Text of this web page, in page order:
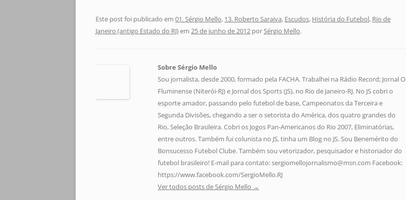
Este post foi publicado em 01. Sérgio Mello, 13. Roberto Saraiva, Escudos, História do Futebol, Rio de
Janeiro (antigo Estado do RJ)em 25 de junho de 2012 porSérgio Mello.
Sobre Sérgio Mello
Sou jornalista, desde 2000, formado pela FACHA. Trabalhei na Rádio Record; Jornal O
Fluminense (Niterói-RJ) e Jornal dos Sports (JS), no Rio de Janeiro-RJ. No JS cobri o
esporte amador, passando pelo futebol de base, Campeonatos da Terceira e
Segunda Divisões, chegando a ser o setorista do América, dos quatro grandes do
Rio, Seleção Brasileira. Cobri os Jogos Pan-Americanos do Rio 2007, Eliminatórias,
entre outros. Também fui colunista no JS, tinha um Blog no JS. Sou Benemérito do
Bonsucesso Futebol Clube. Também sou vetorizador, pesquisador e historiador do
futebol brasileiro! E-mail para contato: sergiomellojornalismo@msn.com Facebook:
https://www.facebook.com/SergioMello.RJ
Ver todos posts de Sérgio Mello →